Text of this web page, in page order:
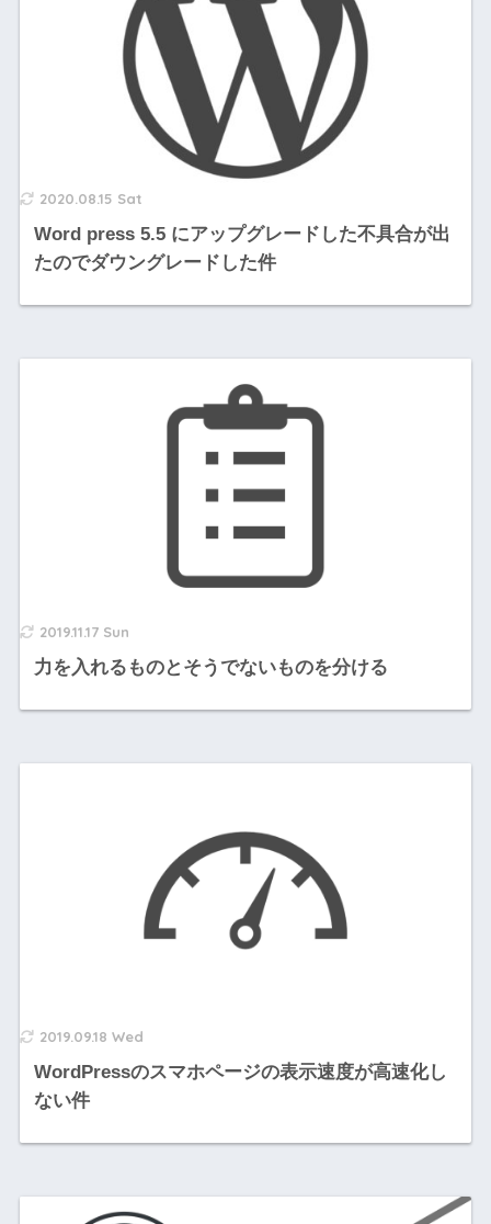
2020.08.15 Sat
Word press 5.5 にアップグレードした不具合が出
たのでダウングレードした件
2019.11.17 Sun
力を入れるものとそうでないものを分ける
2019.09.18 Wed
WordPressのスマホページの表示速度が高速化し
ない件